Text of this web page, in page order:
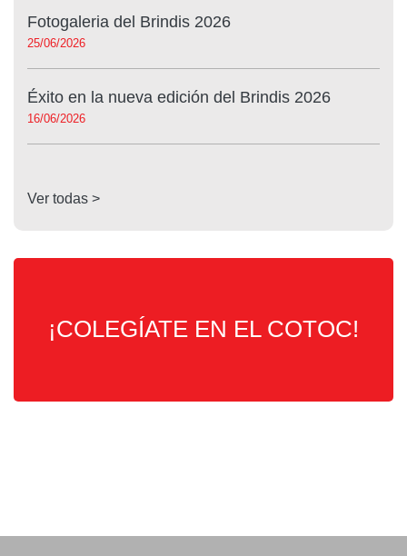
Fotogaleria del Brindis 2026
25/06/2026
Éxito en la nueva edición del Brindis 2026
16/06/2026
Ver todas >
¡COLEGÍATE EN EL COTOC!